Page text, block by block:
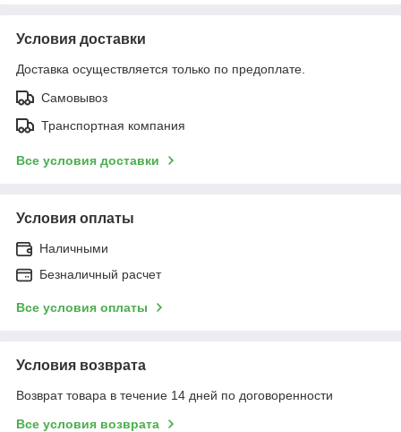
Условия доставки
Доставка осуществляется только по предоплате.
Самовывоз
Транспортная компания
Все условия доставки
Условия оплаты
Наличными
Безналичный расчет
Все условия оплаты
Условия возврата
Возврат товара в течение 14 дней по договоренности
Все условия возврата